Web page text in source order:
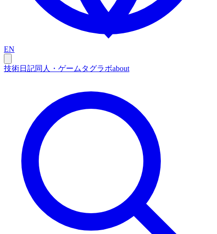
EN
技術日記同人・ゲーム タグラボabout